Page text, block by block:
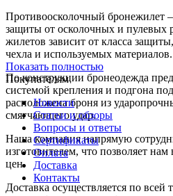
Противоосколочный бронежилет
защиты от осколочных и пулевых
жилетов зависит от класса
чехла и используемых материалов.
По конструкции бронеодежда
системой крепления и подгона
расположена броня из
смягчающего удар.
Наша компания напрямую
изготовителем, что позволяет
цен.
Доставка осуществляется по всей
Показать полностью
Покупателям
Новости
Статьи и обзоры
Вопросы и ответы
Сертификаты
Оплата
Доставка
Контакты